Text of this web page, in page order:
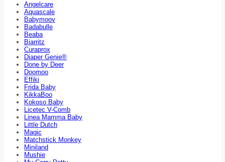
Angelcare
Aquascale
Babymoov
Badabulle
Beaba
Biarritz
Curaprox
Diaper Genie®
Done by Deer
Doomoo
Effiki
Frida Baby
KikkaBoo
Kokoso Baby
Licetec V-Comb
Linea Mamma Baby
Little Dutch
Magic
Matchstick Monkey
Miniland
Mushie